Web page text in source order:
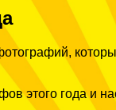
этого года и